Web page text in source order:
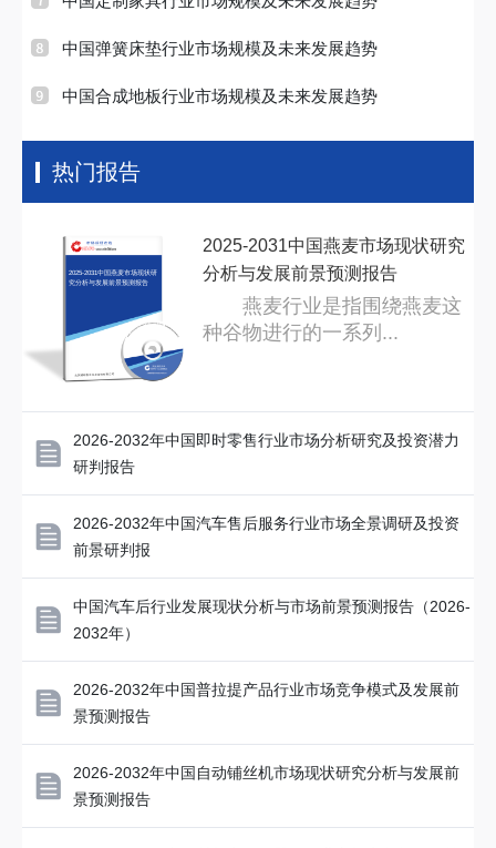
中国弹簧床垫行业市场规模及未来发展趋势
中国合成地板行业市场规模及未来发展趋势
热门报告
2025-2031中国燕麦市场现状研
究分析与发展前景预测报告
2025-2031中国燕麦市场现状研究
分析与发展前景预测报告
燕麦行业是指围绕燕麦这
种谷物进行的一系列...
2026-2032年中国即时零售行业市场分析研究及投资潜力
研判报告
2026-2032年中国汽车售后服务行业市场全景调研及投资
前景研判报
中国汽车后行业发展现状分析与市场前景预测报告（2026-
2032年）
2026-2032年中国普拉提产品行业市场竞争模式及发展前
景预测报告
2026-2032年中国自动铺丝机市场现状研究分析与发展前
景预测报告